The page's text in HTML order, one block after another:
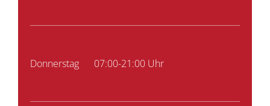
Donnerstag 07:00-21:00 Uhr